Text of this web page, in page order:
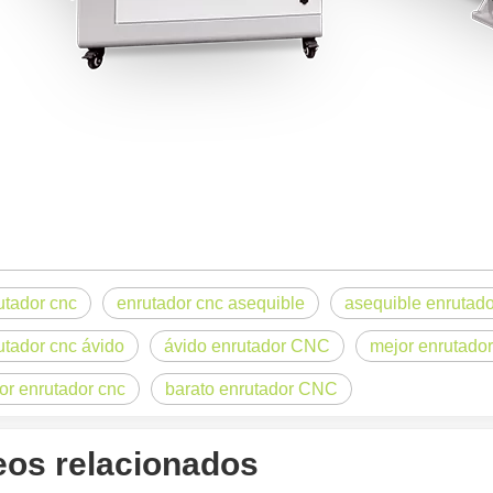
muy utilizado. Es conocido por su precisión, eficiencia y
cnc enrutador cnc asequible asequible
cnc ávido ávido enrutador CNC mejor
enrutador cnc barato enrutador CNC
relacionados